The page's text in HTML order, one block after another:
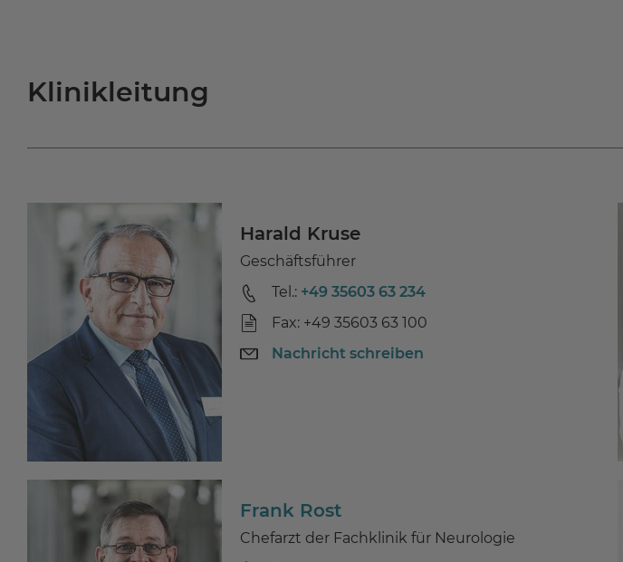
Klinikleitung
Harald Kruse
Geschäftsführer
Tel.: +49 35603 63 234
Fax: +49 35603 63 100
Nachricht schreiben
Frank Rost
Chefarzt der Fachklinik für Neurologie